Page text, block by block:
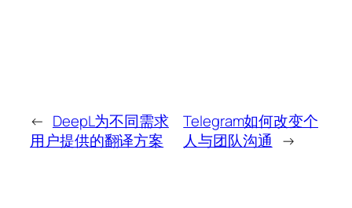
← DeepL为不同需求
用户提供的翻译方案
Telegram如何改变个
人与团队沟通 →